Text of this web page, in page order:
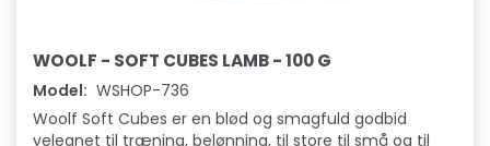
WOOLF - SOFT CUBES LAMB - 100 G
Model: WSHOP-736
Woolf Soft Cubes er en blød og smagfuld godbid
velegnet til træning, belønning, til store til små og til